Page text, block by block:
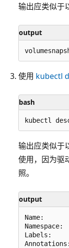
输出应类似于
output
使用 kubectl
bash
输出应类似于
使用，因为驱
照。
output
Name:
Labels: